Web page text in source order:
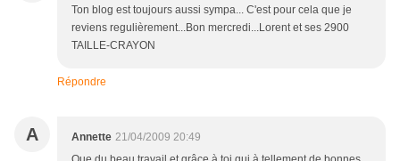
Ton blog est toujours aussi sympa... C'est pour cela que je
reviens regulièrement...Bon mercredi...Lorent et ses 2900
TAILLE-CRAYON
Répondre
A Annette 21/04/2009 20:49